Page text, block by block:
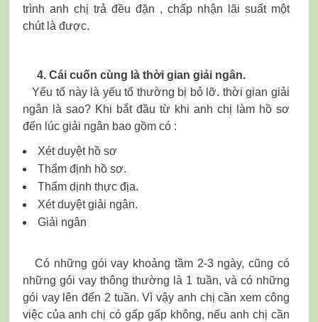
trình anh chị trả đều đặn , chấp nhận lãi suất một
chút là được.
4. Cái cuốn cùng là thời gian giải ngân.
Yếu tố này là yếu tố thường bị bỏ lỡ. thời gian giải
ngân là sao? Khi bắt đầu từ khi anh chị làm hồ sơ
đến lúc giải ngân bao gồm có :
Xét duyệt hồ sơ
Thẩm định hồ sơ.
Thẩm dịnh thực địa.
Xét duyệt giải ngân.
Giải ngân
Có những gói vay khoảng tầm 2-3 ngày, cũng có
những gói vay thông thường là 1 tuần, và có những
gói vay lên đến 2 tuần. Vì vậy anh chị cần xem công
việc của anh chị có gấp gấp không, nếu anh chị cần